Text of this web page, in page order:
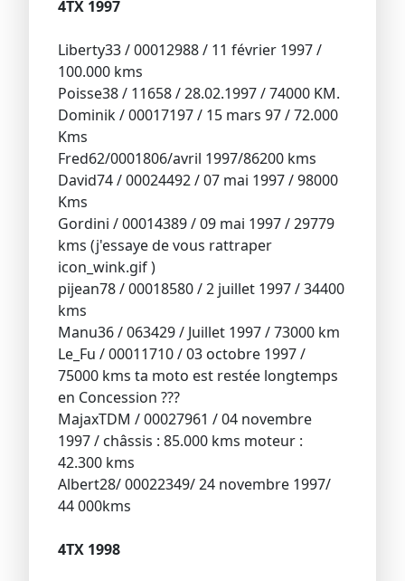
4TX 1997
Liberty33 / 00012988 / 11 février 1997 /
100.000 kms
Poisse38 / 11658 / 28.02.1997 / 74000 KM.
Dominik / 00017197 / 15 mars 97 / 72.000
Kms
Fred62/0001806/avril 1997/86200 kms
David74 / 00024492 / 07 mai 1997 / 98000
Kms
Gordini / 00014389 / 09 mai 1997 / 29779
kms (j'essaye de vous rattraper
icon_wink.gif )
pijean78 / 00018580 / 2 juillet 1997 / 34400
kms
Manu36 / 063429 / Juillet 1997 / 73000 km
Le_Fu / 00011710 / 03 octobre 1997 /
75000 kms ta moto est restée longtemps
en Concession ???
MajaxTDM / 00027961 / 04 novembre
1997 / châssis : 85.000 kms moteur :
42.300 kms
Albert28/ 00022349/ 24 novembre 1997/
44 000kms
4TX 1998